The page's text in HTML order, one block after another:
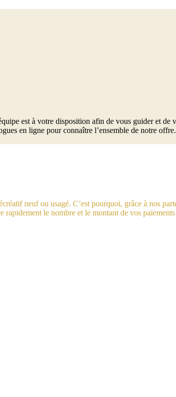
est à votre disposition afin de vous guider et
en ligne pour connaître l’ensemble de notre offre.
neuf ou usagé. C’est pourquoi, grâce à nos
le nombre et le montant de vos